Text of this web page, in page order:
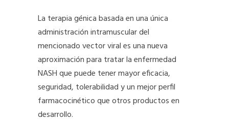
La terapia génica basada en una única
administración intramuscular del
mencionado vector viral es una nueva
aproximación para tratar la enfermedad
NASH que puede tener mayor eficacia,
seguridad, tolerabilidad y un mejor perfil
farmacocinético que otros productos en
desarrollo.